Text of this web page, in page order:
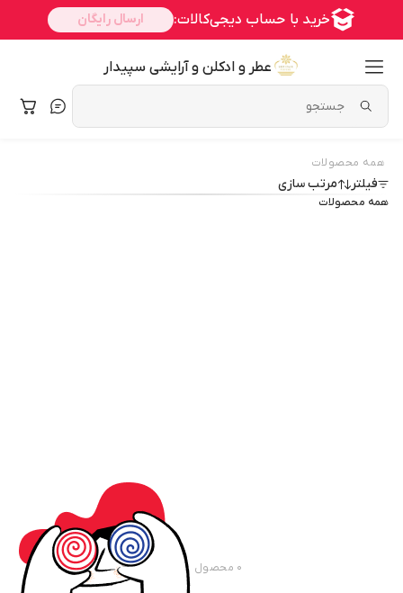
عطر و ادکلن و آرایشی سپیدار
همه محصولات
فیلتر مرتب سازی
همه محصولات
۰ محصول